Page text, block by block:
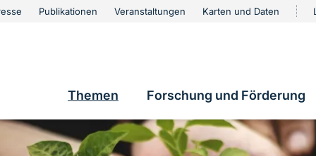
Publikationen Veranstaltungen Karten und Daten
Hauptnavigation
Themen Forschung und Förderung